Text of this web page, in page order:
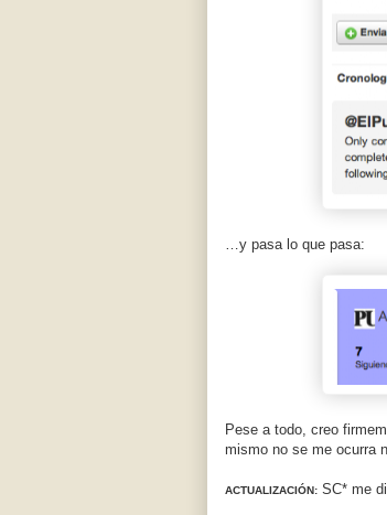
…y pasa lo que pasa:
Pese a todo, creo
mismo no se me ocurra
ACTUALIZACIÓN: SC* me